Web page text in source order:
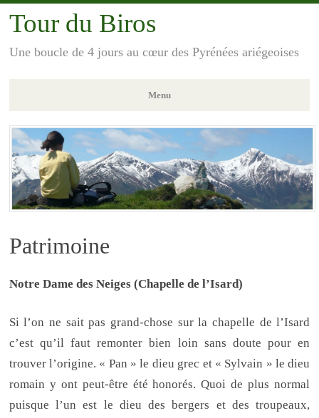
Tour du Biros
Une boucle de 4 jours au cœur des Pyrénées ariégeoises
Menu
Aller
au
contenu
principal
Patrimoine
Notre Dame des Neiges (Chapelle de l’Isard)
Si l’on ne sait pas grand-chose sur la chapelle de l’Isard
c’est qu’il faut remonter bien loin sans doute pour en
trouver l’origine. « Pan » le dieu grec et « Sylvain » le dieu
romain y ont peut-être été honorés. Quoi de plus normal
puisque l’un est le dieu des bergers et des troupeaux,